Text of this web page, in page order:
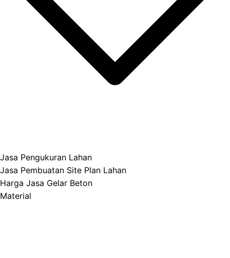
Jasa Pengukuran Lahan
Jasa Pembuatan Site Plan Lahan
Harga Jasa Gelar Beton
Material